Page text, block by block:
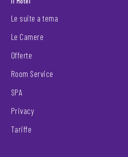
Le suite a tema
Le Camere
Offerte
Room Service
SPA
Privacy
Tariffe